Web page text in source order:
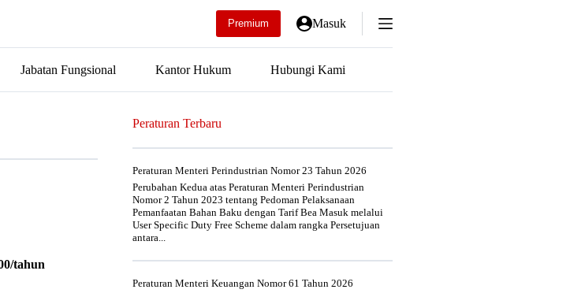
Premium Masuk
Jabatan Fungsional Kantor Hukum Hubungi Kami
tahun
Peraturan Terbaru
Peraturan Menteri Perindustrian Nomor 23 Tahun 2026
Perubahan Kedua atas Peraturan Menteri Perindustrian
Nomor 2 Tahun 2023 tentang Pedoman Pelaksanaan
Pemanfaatan Bahan Baku dengan Tarif Bea Masuk melalui
User Specific Duty Free Scheme dalam rangka Persetujuan
antara...
Peraturan Menteri Keuangan Nomor 61 Tahun 2026